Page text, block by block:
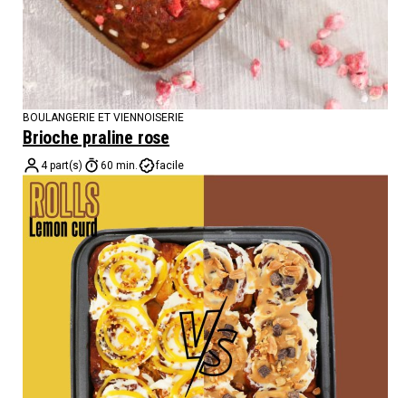
BOULANGERIE ET VIENNOISERIE
Brioche praline rose
4 part(s) 60 min. facile